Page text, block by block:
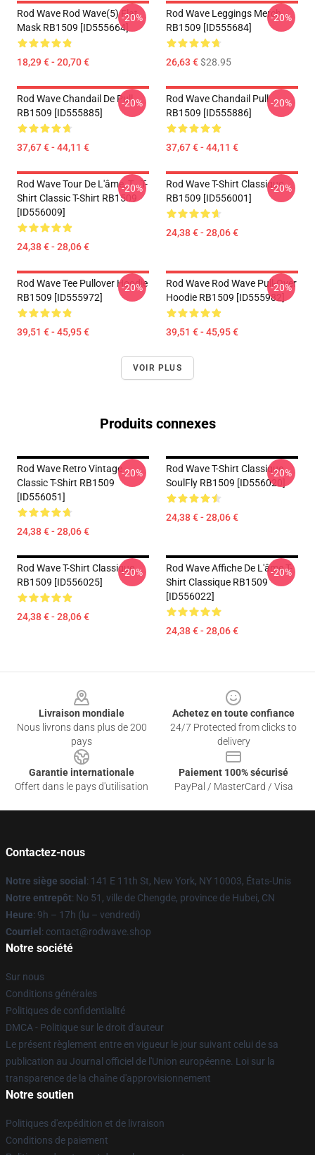
Rod Wave Rod Wave(5) Flat
Mask RB1509 [ID555664]
18,29 € - 20,70 €
-20%
Rod Wave Leggings Merch
RB1509 [ID555684]
26,63 €$28.95
-20%
Rod Wave Chandail De Pull
RB1509 [ID555885]
37,67 € - 44,11 €
-20%
Rod Wave Chandail Pull
RB1509 [ID555886]
37,67 € - 44,11 €
-20%
Rod Wave Tour De L'âme, T - T-
Shirt Classic T-Shirt RB1509
[ID556009]
24,38 € - 28,06 €
-20%
Rod Wave T-Shirt Classique
RB1509 [ID556001]
24,38 € - 28,06 €
-20%
Rod Wave Tee Pullover Hoodie
RB1509 [ID555972]
39,51 € - 45,95 €
-20%
Rod Wave Rod Wave Pull-Over
Hoodie RB1509 [ID555982]
39,51 € - 45,95 €
-20%
VOIR PLUS
Produits connexes
Rod Wave Retro Vintage
Classic T-Shirt RB1509
[ID556051]
24,38 € - 28,06 €
-20%
Rod Wave T-Shirt Classique
SoulFly RB1509 [ID556020]
24,38 € - 28,06 €
-20%
Rod Wave T-Shirt Classique
RB1509 [ID556025]
24,38 € - 28,06 €
-20%
Rod Wave Affiche De L'âme T-
Shirt Classique RB1509
[ID556022]
24,38 € - 28,06 €
-20%
Livraison mondiale
Nous livrons dans plus de 200
pays
Achetez en toute confiance
24/7 Protected from clicks to
delivery
Garantie internationale
Offert dans le pays d'utilisation
Paiement 100% sécurisé
PayPal / MasterCard / Visa
Contactez-nous
Notre siège social : 141 E 11th St, New York, NY 10003, États-Unis
Notre entrepôt: No 51, ville de Chengde, province de Hubei, CN
Heure: 9h – 17h (lu – vendredi)
Courriel : contact@rodwave.shop
Notre société
Sur nous
Conditions générales
Politiques de confidentialité
DMCA - Politique sur le droit d'auteur
Le présent règlement entre en vigueur le jour suivant celui de sa
publication au Journal officiel de l'Union européenne. Loi sur la
transparence de la chaîne d'approvisionnement
Notre soutien
Politiques d'expédition et de livraison
Conditions de paiement